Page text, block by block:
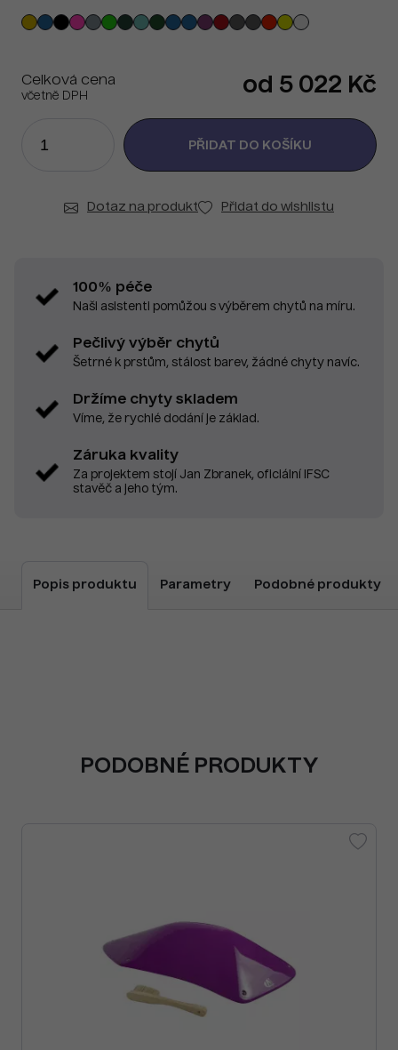
Celková cena
včetně DPH od 5 022 Kč
Dotaz na produkt Přidat do wishlistu
100% péče
Naši asistenti pomůžou s výběrem chytů na míru.
Pečlivý výběr chytů
Šetrné k prstům, stálost barev, žádné chyty navíc.
Držíme chyty skladem
Víme, že rychlé dodání je základ.
Záruka kvality
Za projektem stojí Jan Zbranek, oficiální IFSC
stavěč a jeho tým.
Popis produktu Parametry Podobné produkty
PODOBNÉ PRODUKTY